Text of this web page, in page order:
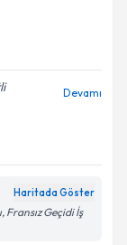
Devamı
Haritada Göster
Fransız Geçidi İş